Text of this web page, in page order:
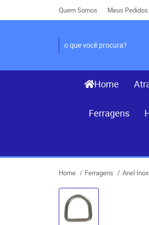
Quem Somos Meus Pedidos
Home
Ferragens
Home Ferragens Anel